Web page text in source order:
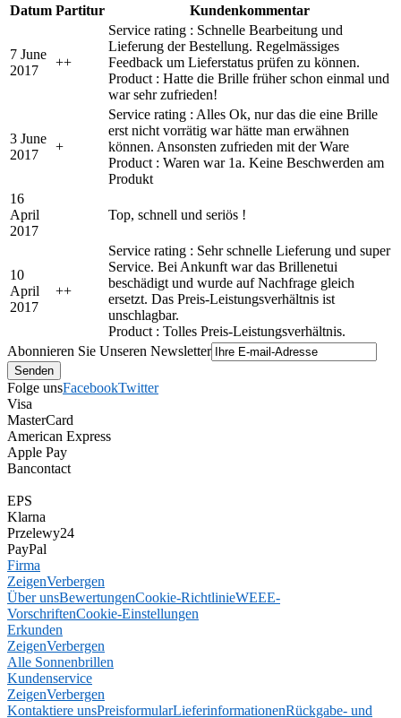
Datum Partitur Kundenkommentar
7 June
2017
++
Service rating : Schnelle Bearbeitung und
Lieferung der Bestellung. Regelmässiges
Feedback um Lieferstatus prüfen zu können.
Product : Hatte die Brille früher schon einmal und
war sehr zufrieden!
3 June
2017
+
Service rating : Alles Ok, nur das die eine Brille
erst nicht vorrätig war hätte man erwähnen
können. Ansonsten zufrieden mit der Ware
Product : Waren war 1a. Keine Beschwerden am
Produkt
16
April
2017
Top, schnell und seriös !
10
April
2017
++
Service rating : Sehr schnelle Lieferung und super
Service. Bei Ankunft war das Brillenetui
beschädigt und wurde auf Nachfrage gleich
ersetzt. Das Preis-Leistungsverhältnis ist
unschlagbar.
Product : Tolles Preis-Leistungsverhältnis.
Abonnieren Sie Unseren Newsletter
Folge unsFacebookTwitter
Visa
MasterCard
American Express
Apple Pay
Bancontact
EPS
Klarna
Przelewy24
PayPal
Firma
ZeigenVerbergen
Über unsBewertungenCookie-RichtlinieWEEE-
VorschriftenCookie-Einstellungen
Erkunden
ZeigenVerbergen
Alle Sonnenbrillen
Kundenservice
ZeigenVerbergen
Kontaktiere unsPreisformularLieferinformationenRückgabe- und